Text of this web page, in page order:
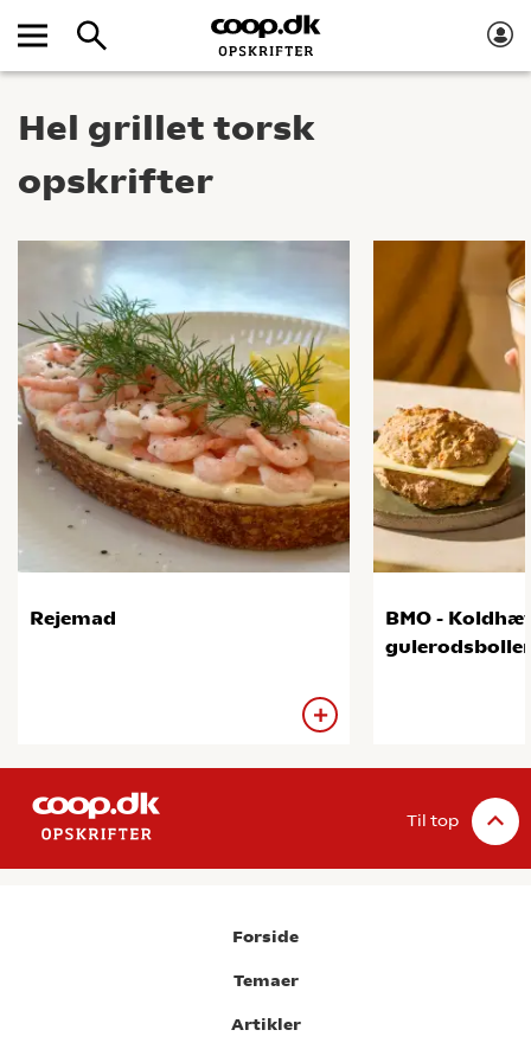
Hel grillet torsk
opskrifter
Rejemad
BMO -
gulerodsboller
Til top
Forside
Temaer
Artikler